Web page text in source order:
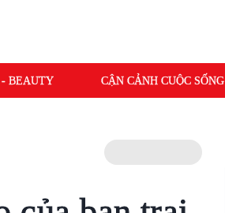
BEAUTY CẬN CẢNH CUỘC SỐNG